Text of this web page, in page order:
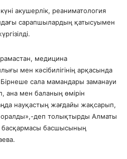
акушерлік, реаниматология
сарапшылардың қатысуымен
медицина
мен кәсібилігінің арқасында
сала мамандары заманауи
ана мен баланың өмірін
науқастың жағдайы жақсарып,
оралды»,-деп толықтырды Алматы
басшысының